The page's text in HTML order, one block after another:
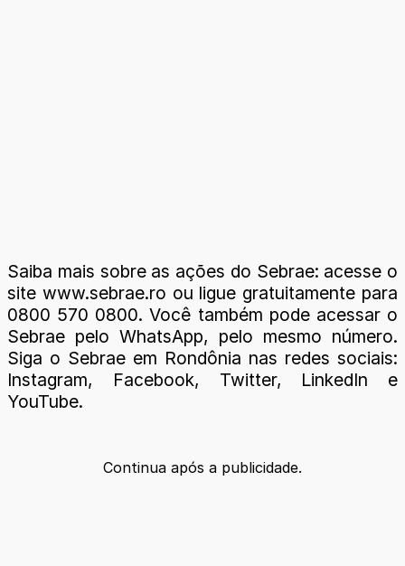
Saiba mais sobre as ações do Sebrae: acesse o
site www.sebrae.ro ou ligue gratuitamente para
0800 570 0800. Você também pode acessar o
Sebrae pelo WhatsApp, pelo mesmo número.
Siga o Sebrae em Rondônia nas redes sociais:
Instagram, Facebook, Twitter, LinkedIn e
YouTube.
Continua após a publicidade.